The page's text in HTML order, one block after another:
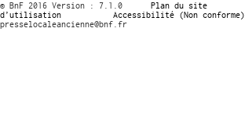
© BnF 2016 Version : 7.1.0 Plan du site
d’utilisation
Accessibilité (Non conforme)
presselocaleancienne@bnf.fr